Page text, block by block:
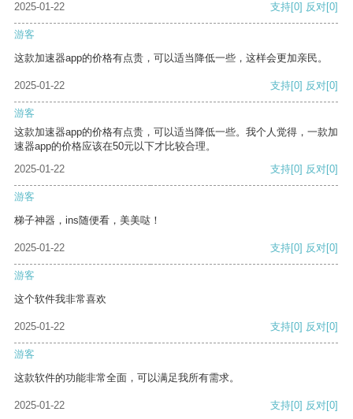
2025-01-22
支持[0] 反对[0]
游客
这款加速器app的价格有点贵，可以适当降低一些，这样会更加亲民。
2025-01-22 支持[0] 反对[0]
游客
这款加速器app的价格有点贵，可以适当降低一些。我个人觉得，一款加
速器app的价格应该在50元以下才比较合理。
2025-01-22
支持[0] 反对[0]
游客
梯子神器，ins随便看，美美哒！
2025-01-22 支持[0] 反对[0]
游客
这个软件我非常喜欢
2025-01-22 支持[0] 反对[0]
游客
这款软件的功能非常全面，可以满足我所有需求。
2025-01-22 支持[0] 反对[0]